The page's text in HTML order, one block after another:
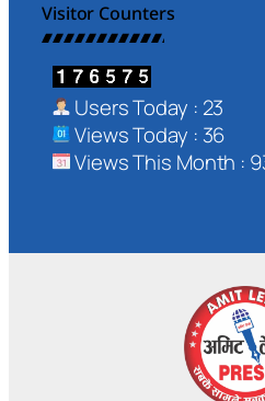
Visitor Counters
Users Today : 23
Views Today : 36
Views This Month :